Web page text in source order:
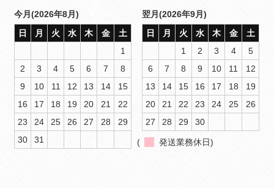
今月(2026年8月)
日
月 火 水 木 金
土
1
2
3 4 5 6 7
8
9
10 11 12 13 14
15
16
17 18 19 20 21
22
23
24 25 26 27 28
29
30
31
翌月(2026年9月)
日
月 火 水 木 金
土
1
2 3 4
5
6
7 8 9 10 11
12
13
14 15 16 17 18
19
20
21 22 23 24 25
26
27
28 29 30
( 発送業務休日)